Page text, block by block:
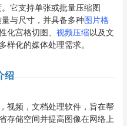
它支持单张或批量压缩图
与尺寸，并具备多种图片格
化宫格切图、 视频压缩以及文
样化的媒体处理需求。
绍
频，文档处理软件，旨在帮
存储空间并提高图像在网络上